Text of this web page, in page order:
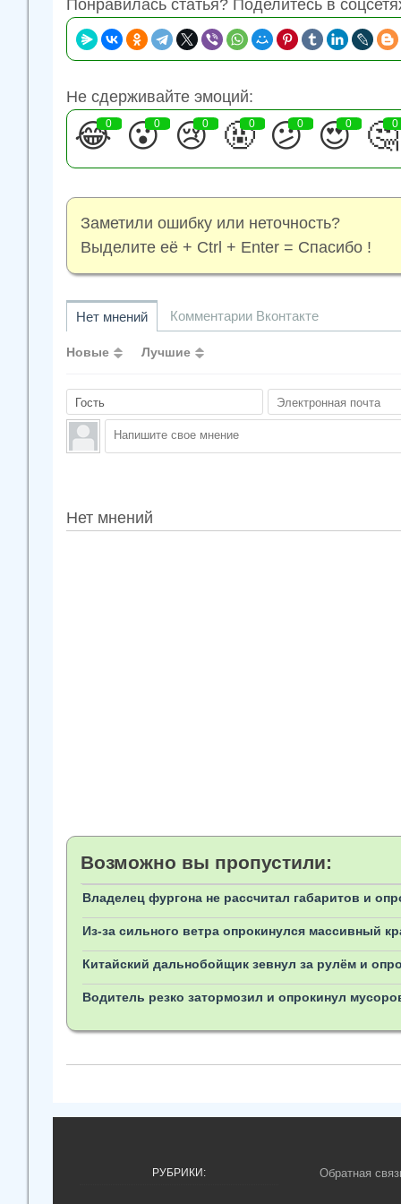
Понравилась статья? Поделитесь в
Не сдерживайте эмоций:
😂
0 😮
0 😢
0 🤬
0 😕
0 😍
0 🤔
0
Заметили ошибку или неточность?
Выделите её + Ctrl + Enter = Спасибо !
Нет мнений Комментарии Вконтакте
Новые Лучшие
Нет мнений
Возможно вы пропустили:
Владелец фургона не рассчитал габаритов и
Из-за сильного ветра опрокинулся массивный
Китайский дальнобойщик зевнул за рулём и
Водитель резко затормозил и опрокинул
РУБРИКИ: Обратная